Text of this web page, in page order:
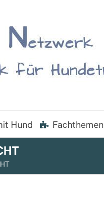
Hund Fachthemen